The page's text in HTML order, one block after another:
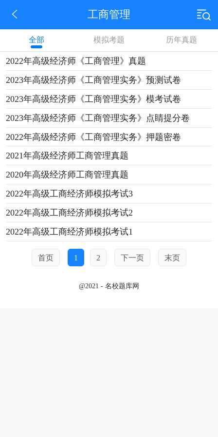
工商管理
全部 模拟考题 历年真题
2022年高级经济师《工商管理》真题
2023年高级经济师《工商管理实务》预测试卷
2023年高级经济师《工商管理实务》模考试卷
2023年高级经济师《工商管理实务》点睛提分卷
2022年高级经济师《工商管理实务》押题密卷
2021年高级经济师工商管理真题
2020年高级经济师工商管理真题
2022年高级工商经济师模拟考试3
2022年高级工商经济师模拟考试2
2022年高级工商经济师模拟考试1
首页 1 2 下一页 末页
@2021 - 名校题库网